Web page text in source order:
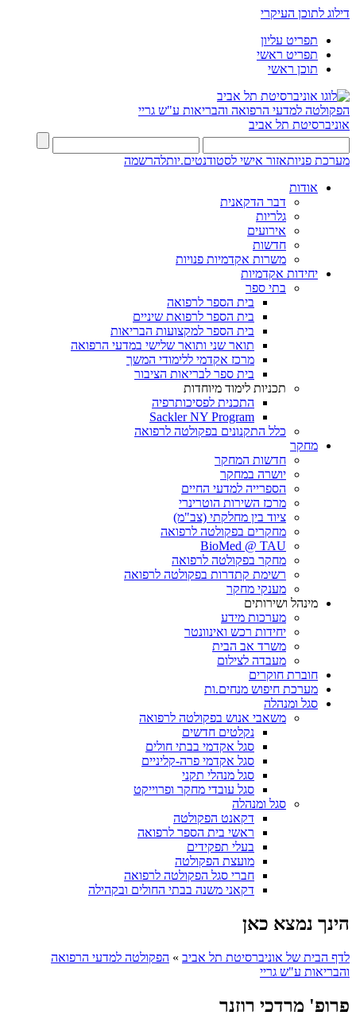
דילוג לתוכן העיקרי
תפריט עליון
תפריט ראשי
תוכן ראשי
הפקולטה למדעי הרפואה והבריאות ע"ש גריי
אוניברסיטת תל אביב
מערכת פניותאזור אישי לסטודנטים.יותלהרשמה
אודות
דבר הדקאנית
גלריות
אירועים
חדשות
משרות אקדמיות פנויות
יחידות אקדמיות
בתי ספר
בית הספר לרפואה
בית הספר לרפואת שיניים
בית הספר למקצועות הבריאות
תואר שני ותואר שלישי במדעי הרפואה
מרכז אקדמי ללימודי המשך
בית ספר לבריאות הציבור
תכניות לימוד מיוחדות
התכנית לפסיכותרפיה
Sackler NY Program
כלל התקנונים בפקולטה לרפואה
מחקר
חדשות המחקר
יושרה במחקר
הספרייה למדעי החיים
מרכז השירות הוטרינרי
ציוד בין מחלקתי (צב"מ)
מחקרים בפקולטה לרפואה
BioMed @ TAU
מחקר בפקולטה לרפואה
רשימת קתדרות בפקולטה לרפואה
מענקי מחקר
מינהל ושירותים
מערכות מידע
יחידות רכש ואינוונטר
משרד אב הבית
מעבדה לצילום
חוברת חוקרים
מערכת חיפוש מנחים.ות
סגל ומנהלה
משאבי אנוש בפקולטה לרפואה
נקלטים חדשים
סגל אקדמי בבתי חולים
סגל אקדמי פרה-קליניים
סגל מנהלי תקני
סגל עובדי מחקר ופרוייקט
סגל ומנהלה
דקאנט הפקולטה
ראשי בית הספר לרפואה
בעלי תפקידים
מועצת הפקולטה
חברי סגל הפקולטה לרפואה
דקאני משנה בבתי החולים ובקהילה
הינך נמצא כאן
לדף הבית של אוניברסיטת תל אביב » הפקולטה למדעי הרפואה
והבריאות ע"ש גריי
פרופ' מרדכי רוזנר